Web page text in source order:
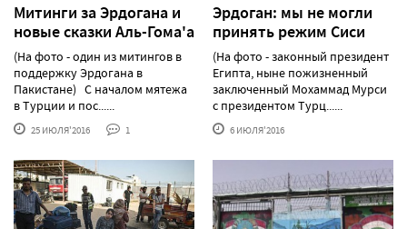
Митинги за Эрдогана и
новые сказки Аль-Гома'а
(На фото - один из митингов в
поддержку Эрдогана в
Пакистане) С началом мятежа
в Турции и пос......
25 ИЮЛЯ'2016 1
Эрдоган: мы не могли
принять режим Сиси
(На фото - законный президент
Египта, ныне пожизненный
заключенный Мохаммад Мурси
с президентом Турц......
6 ИЮЛЯ'2016